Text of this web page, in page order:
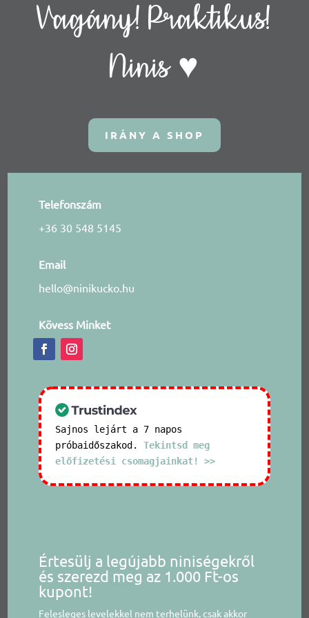
Vagány! Praktikus!
Ninis ♥
IRÁNY A SHOP
Telefonszám
+36 30 548 5145
Email
hello@ninikucko.hu
Kövess Minket
Sajnos lejárt a 7 napos
próbaidőszakod. Tekintsd meg
előfizetési csomagjainkat! >>
Értesülj a legújabb niniségekről
és szerezd meg az 1.000 Ft-os
kupont!
Felesleges levelekkel nem terhelünk, csak akkor